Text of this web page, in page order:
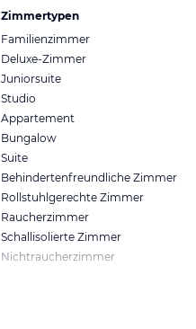
Zimmertypen
Familienzimmer
Deluxe-Zimmer
Juniorsuite
Studio
Appartement
Bungalow
Suite
Behindertenfreundliche Zimmer
Rollstuhlgerechte Zimmer
Raucherzimmer
Schallisolierte Zimmer
Nichtraucherzimmer